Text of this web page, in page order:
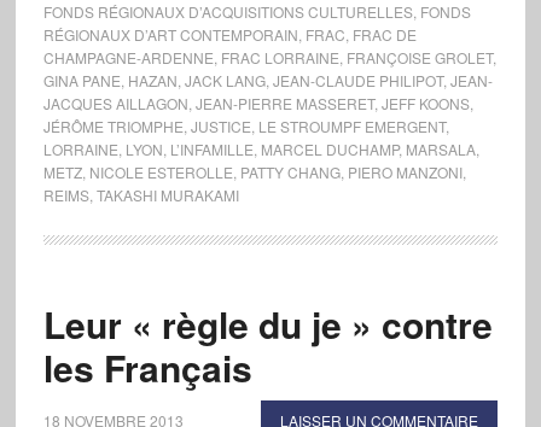
FONDS RÉGIONAUX D’ACQUISITIONS CULTURELLES, FONDS
RÉGIONAUX D’ART CONTEMPORAIN FRAC FRAC DE
CHAMPAGNE-ARDENNE FRAC LORRAINE FRANÇOISE GROLET,
GINA PANE HAZAN JACK LANG, JEAN-CLAUDE PHILIPOT, JEAN-
JACQUES AILLAGON JEAN-PIERRE MASSERET, JEFF KOONS,
JÉRÔME TRIOMPHE JUSTICE LE STROUMPF EMERGENT,
LORRAINE LYON L’INFAMILLE MARCEL DUCHAMP, MARSALA,
METZ, NICOLE ESTEROLLE PATTY CHANG, PIERO MANZONI,
REIMS, TAKASHI MURAKAMI
Leur « règle du je » contre
les Français
18 NOVEMBRE 2013 LAISSER UN COMMENTAIRE